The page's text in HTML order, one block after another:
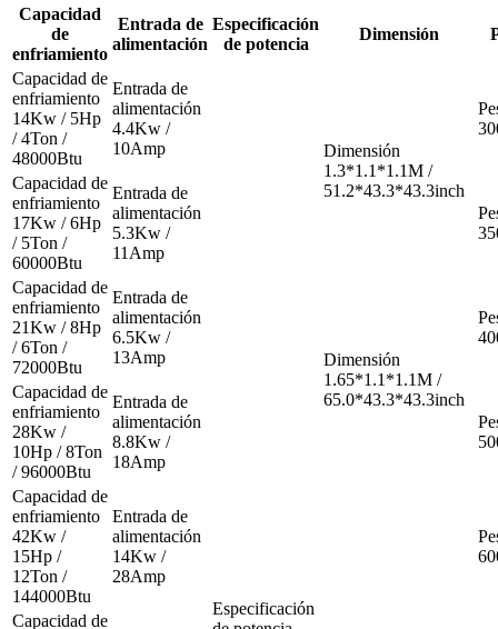
Capacidad
de
enfriamiento
Entrada de
alimentación
Especificación
de potencia
Dimensión
Capacidad de
enfriamiento
14Kw / 5Hp
/ 4Ton /
48000Btu
Entrada de
alimentación
4.4Kw /
10Amp
Especificación
Dimensión
1.3*1.1*1.1M /
51.2*43.3*43.3inch
Capacidad de
enfriamiento
17Kw / 6Hp
/ 5Ton /
60000Btu
Entrada de
alimentación
5.3Kw /
11Amp
Capacidad de
enfriamiento
21Kw / 8Hp
/ 6Ton /
72000Btu
Entrada de
alimentación
6.5Kw /
13Amp
Dimensión
1.65*1.1*1.1M /
65.0*43.3*43.3inch
Capacidad de
enfriamiento
28Kw /
10Hp / 8Ton
/ 96000Btu
Entrada de
alimentación
8.8Kw /
18Amp
Capacidad de
enfriamiento
42Kw /
15Hp /
12Ton /
144000Btu
Entrada de
alimentación
14Kw /
28Amp
Capacidad de